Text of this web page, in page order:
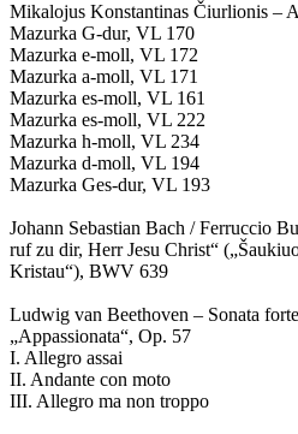
Mikalojus Konstantinas Čiurlionis –
Mazurka G-dur, VL 170
Mazurka e-moll, VL 172
Mazurka a-moll, VL 171
Mazurka es-moll, VL 161
Mazurka es-moll, VL 222
Mazurka h-moll, VL 234
Mazurka d-moll, VL 194
Mazurka Ges-dur, VL 193
Johann Sebastian Bach / Ferruccio
ruf zu dir, Herr Jesu Christ“
Kristau“), BWV 639
Ludwig van Beethoven – Sonata
„Appassionata“, Op. 57
I. Allegro assai
II. Andante con moto
III. Allegro ma non troppo